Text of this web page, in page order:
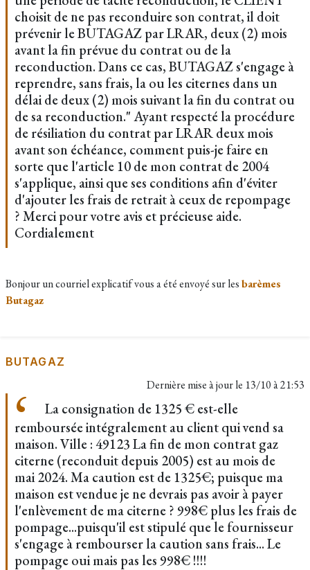
choisit de ne pas reconduire son contrat, il doit
prévenir le BUTAGAZ par LRAR, deux (2) mois
avant la fin prévue du contrat ou de la
reconduction. Dans ce cas, BUTAGAZ s'engage à
reprendre, sans frais, la ou les citernes dans un
délai de deux (2) mois suivant la fin du contrat ou
de sa reconduction." Ayant respecté la procédure
de résiliation du contrat par LRAR deux mois
avant son échéance, comment puis-je faire en
sorte que l'article 10 de mon contrat de 2004
s'applique, ainsi que ses conditions afin d'éviter
d'ajouter les frais de retrait à ceux de repompage
? Merci pour votre avis et précieuse aide.
Cordialement
Bonjour un courriel explicatif vous a été envoyé sur lesbarèmes
Butagaz
BUTAGAZ
Dernière mise à jour le 13/10 à 21:53
La consignation de 1325 € est-elle
remboursée intégralement au client qui vend sa
maison. Ville : 49123 La fin de mon contrat gaz
citerne (reconduit depuis 2005) est au mois de
mai 2024. Ma caution est de 1325€; puisque ma
maison est vendue je ne devrais pas avoir à payer
l'enlèvement de ma citerne ? 998€ plus les frais de
pompage...puisqu'il est stipulé que le fournisseur
s'engage à rembourser la caution sans frais... Le
pompage oui mais pas les 998€ !!!!